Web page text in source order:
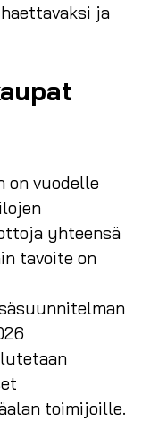
ja
on vuodelle
yhteensä
tavoite on
toimijoille.